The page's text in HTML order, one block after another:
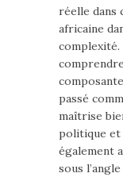
réelle dans
africaine
complexité.
passé
maîtrise
politique et
également
sous